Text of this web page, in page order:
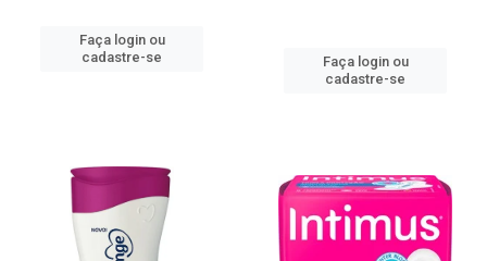
Faça login ou
cadastre-se
Faça login ou
cadastre-se